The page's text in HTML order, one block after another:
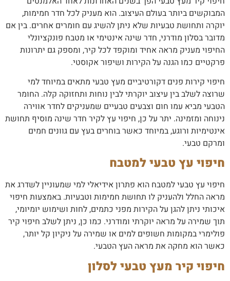
המבוקשים ביותר בעולם העיצוב. הוא מעניק לכל חדר חמימות,
יוקרה ותחושת טבעיות שלא ניתן להשיג עם חומרים אחרים. בין אם
מדובר בסלון מודרני, חדר שינה אינטימי או מטבח פונקציונלי
החיפוי מעניק מראה אחיד ומוקפד לכל קיר, ומספק גם יתרונות
פרקטיים כמו הגנה על הקירות ושיפור אקוסטי.
חיפוי קירות פנים דקורטיביים מעץ טבעי מתאים במיוחד למי
שרוצה לשלב בין עיצוב יוקרתי לבין נוחות ותחזוקה קלה. החומר
הטבעי מביא עמו חום וצבעים טבעיים שמעניקים לחדר אווירה
נינוחה ומזמינה. יתר על כן, חיפוי עץ לקיר חדר שינה מוסיף תחושת
אינטימיות ורוגע, במיוחד כאשר בוחרים בעץ עם גוונים חמים
ומרקם טבעי.
חיפוי עץ טבעי למטבח
חיפוי עץ טבעי למטבח הוא פתרון אידיאלי למי שמעוניין לשדרג את
מראה החלל ולהעניק לו תחושת חמימות וטבעיות. באמצעות חיפוי
איכותי ניתן להגן על הקירות מפני כתמים, לחות ושימוש יומיומי,
תוך שמירה על מראה יוקרתי ומודרני. כמו כן, ניתן לשלב חיפוי קיר
פולימרי במקומות חשופים למים או שמירה על ניקיון קל יותר,
כאשר הוא מחקה את מראה העץ הטבעי.
חיפוי קיר מעץ טבעי לסלון